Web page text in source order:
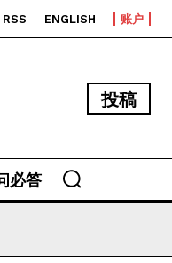
RSS ENGLISH 账户
投稿
必答